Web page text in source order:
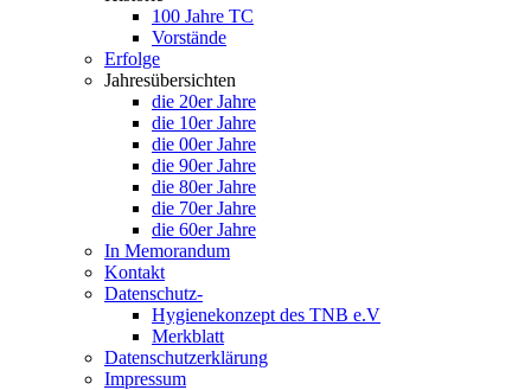
100 Jahre TC
Vorstände
Erfolge
Jahresübersichten
die 20er Jahre
die 10er Jahre
die 00er Jahre
die 90er Jahre
die 80er Jahre
die 70er Jahre
die 60er Jahre
In Memorandum
Kontakt
Datenschutz-
Hygienekonzept des TNB e.V
Merkblatt
Datenschutzerklärung
Impressum